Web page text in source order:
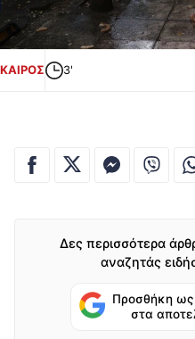
ΚΑΙΡΟΣ 3'
Δες περισσότερα
αναζητάς
Προσθήκη ως
στα